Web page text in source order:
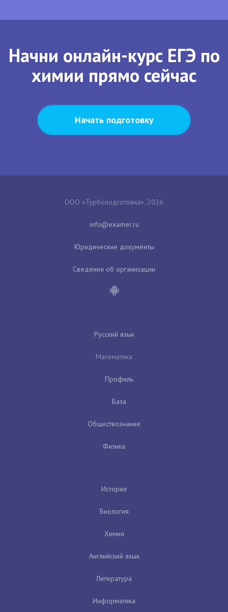
Начни онлайн-курс ЕГЭ по
химии прямо сейчас
Начать подготовку
ООО «Турбоподготовка», 2026
Юридические документы
Сведения об организации
Русский язык
Математика
Профиль
База
Обществознание
Физика
История
Биология
Химия
Английский язык
Литература
Информатика